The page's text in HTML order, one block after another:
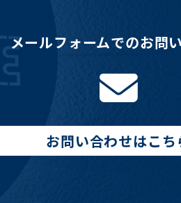
メールフォームでのお問
お問い合わせはこち